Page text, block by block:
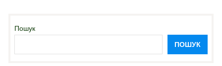
Пошук
ПОШУК